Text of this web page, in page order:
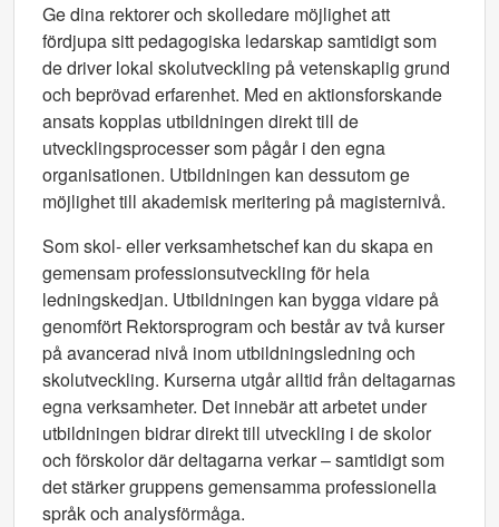
Ge dina rektorer och skolledare möjlighet att
fördjupa sitt pedagogiska ledarskap samtidigt som
de driver lokal skolutveckling på vetenskaplig grund
och beprövad erfarenhet. Med en aktionsforskande
ansats kopplas utbildningen direkt till de
utvecklingsprocesser som pågår i den egna
organisationen. Utbildningen kan dessutom ge
möjlighet till akademisk meritering på magisternivå.
Som skol- eller verksamhetschef kan du skapa en
gemensam professionsutveckling för hela
ledningskedjan. Utbildningen kan bygga vidare på
genomfört Rektorsprogram och består av två kurser
på avancerad nivå inom utbildningsledning och
skolutveckling. Kurserna utgår alltid från deltagarnas
egna verksamheter. Det innebär att arbetet under
utbildningen bidrar direkt till utveckling i de skolor
och förskolor där deltagarna verkar – samtidigt som
det stärker gruppens gemensamma professionella
språk och analysförmåga.